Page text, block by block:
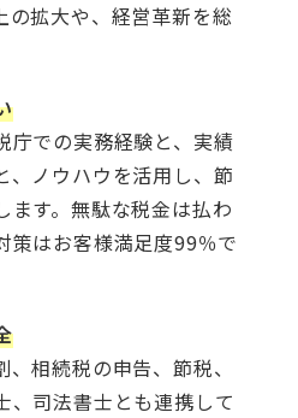
の拡大や、経営革新を総
庁での実務経験と、実績
、ノウハウを活用し、節
ます。無駄な税金は払わ
策はお客様満足度99％で
相続税の申告、節税、
、司法書士とも連携して